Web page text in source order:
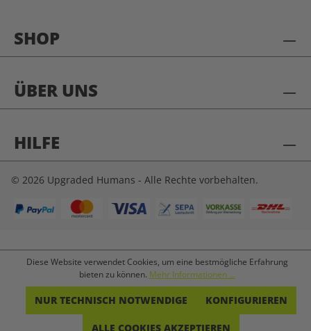
SHOP
ÜBER UNS
HILFE
© 2026 Upgraded Humans - Alle Rechte vorbehalten.
Diese Website verwendet Cookies, um eine bestmögliche Erfahrung
bieten zu können. Mehr Informationen ...
NUR TECHNISCH NOTWENDIGE KONFIGURIEREN
ALLE COOKIES AKZEPTIEREN